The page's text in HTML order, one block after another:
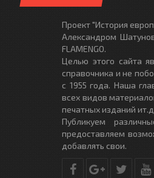
Проект "История
Александром
FLAMENGO.
Целью этого сайта
справочника и не
с 1955 года. Наша
всех видов
печатных изданий ит.д
Публикуем
предоставляем
добавлять свои.